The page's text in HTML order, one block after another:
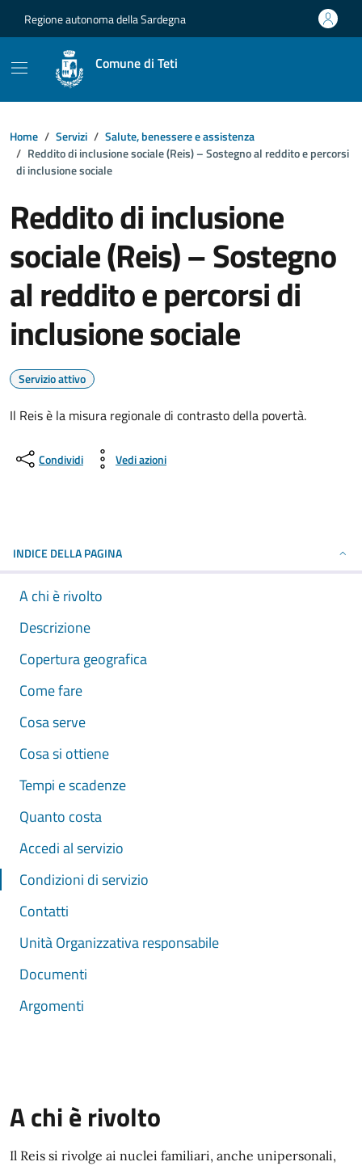
Regione autonoma della Sardegna
Comune di Teti
Home Servizi
Salute, benessere e assistenza
Reddito di inclusione sociale (Reis) – Sostegno al reddito e percorsi
di inclusione sociale
Reddito di inclusione
sociale (Reis) – Sostegno
al reddito e percorsi di
inclusione sociale
Servizio attivo
Il Reis è la misura regionale di contrasto della povertà.
Condividi Vedi azioni
INDICE DELLA PAGINA
A chi è rivolto
Descrizione
Copertura geografica
Come fare
Cosa serve
Cosa si ottiene
Tempi e scadenze
Quanto costa
Accedi al servizio
Condizioni di servizio
Contatti
Unità Organizzativa responsabile
Documenti
Argomenti
A chi è rivolto
Il Reis si rivolge ai nuclei familiari, anche unipersonali,